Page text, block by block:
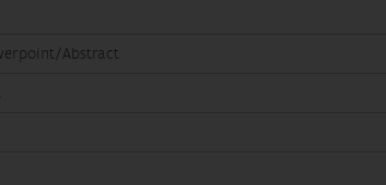
Abstract